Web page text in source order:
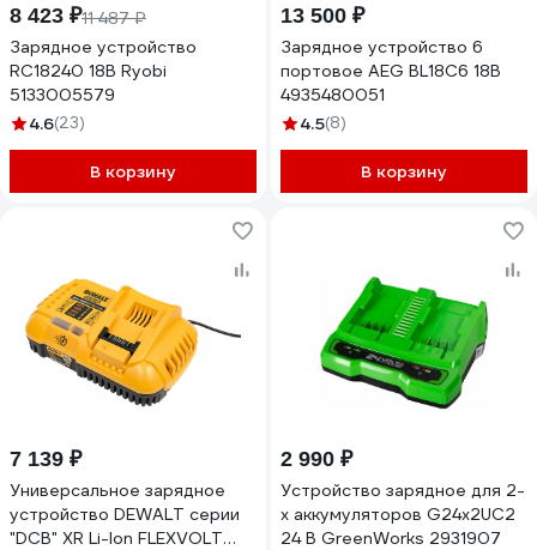
8 423 ₽11 487 ₽
Зарядное устройство
RC18240 18В Ryobi
5133005579
4.6(23)
В корзину
13 500 ₽
Зарядное устройство 6
портовое AEG BL18C6 18В
4935480051
4.5(8)
В корзину
7 139 ₽
Универсальное зарядное
устройство DEWALT серии
"DCB" XR Li-Ion FLEXVOLT
2 990 ₽
Устройство зарядное для 2-
х аккумуляторов G24x2UC2
24 В GreenWorks 2931907